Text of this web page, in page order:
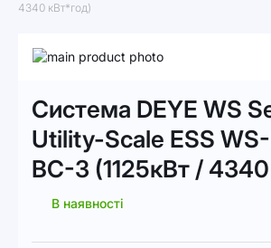
4340 кВт*год)
Перейти
галереї
зображень
початку
галереї
зображень
Система DEYE WS
Utility-Scale ESS
BC-3 (1125кВт /
В наявності